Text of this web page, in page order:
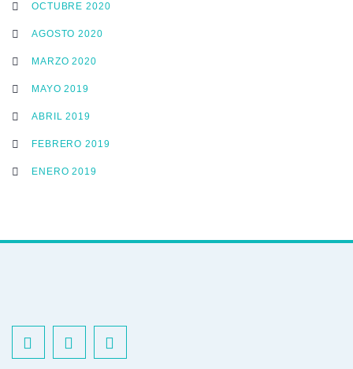
OCTUBRE 2020
AGOSTO 2020
MARZO 2020
MAYO 2019
ABRIL 2019
FEBRERO 2019
ENERO 2019